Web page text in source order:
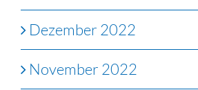
Dezember 2022
November 2022